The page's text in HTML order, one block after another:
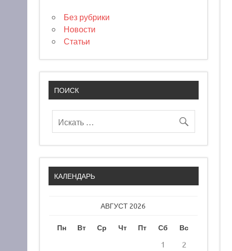
Без рубрики
Новости
Статьи
ПОИСК
КАЛЕНДАРЬ
АВГУСТ 2026
Пн Вт Ср Чт Пт Сб Вс
1
2